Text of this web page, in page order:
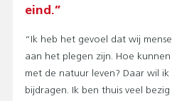
eind.”
“Ik heb het gevoel dat wij
aan het plegen zijn. Hoe
met de natuur leven? Daar wil
bijdragen. Ik ben thuis veel